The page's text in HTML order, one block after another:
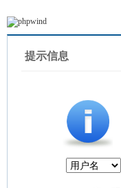
提示信息